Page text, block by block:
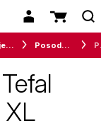
Shranjevanje in organiziranje živil Posode za shranjevanje živil
XL